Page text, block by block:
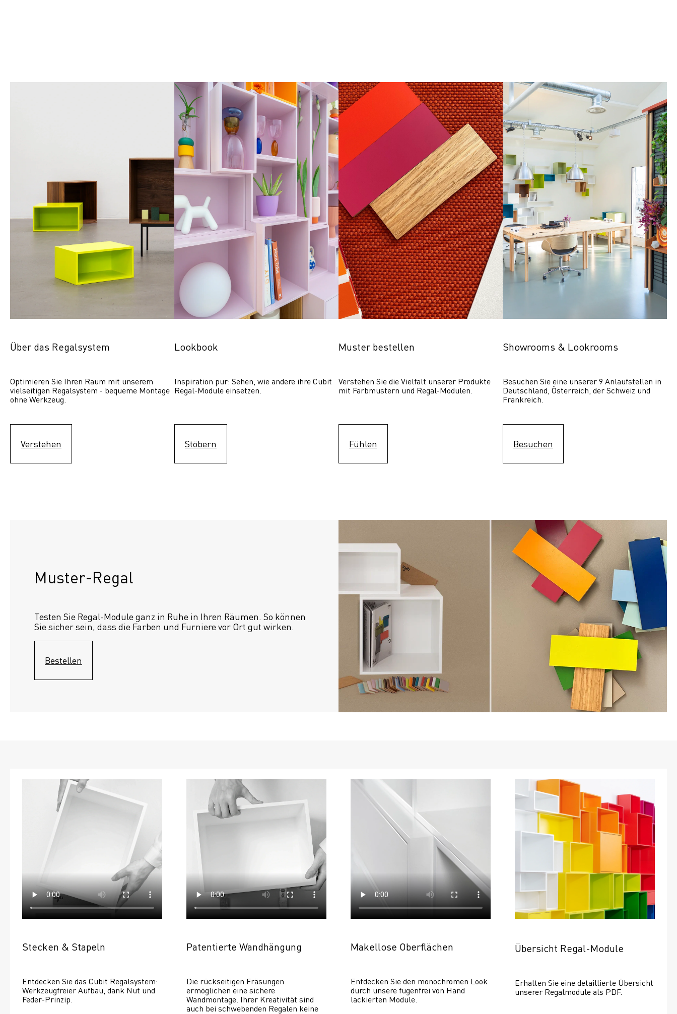
Über das Regalsystem
Optimieren Sie Ihren Raum mit unserem
vielseitigen Regalsystem - bequeme Montage
ohne Werkzeug.
Verstehen
Lookbook
Inspiration pur: Sehen, wie andere ihre Cubit
Regal-Module einsetzen.
Stöbern
Muster bestellen
Verstehen Sie die Vielfalt unserer Produkte
mit Farbmustern und Regal-Modulen.
Fühlen
Showrooms & Lookrooms
Besuchen Sie eine unserer 9 Anlaufstellen in
Deutschland, Österreich, der Schweiz und
Frankreich.
Besuchen
Muster-Regal
Testen Sie Regal-Module ganz in Ruhe in Ihren Räumen. So können
Sie sicher sein, dass die Farben und Furniere vor Ort gut wirken.
Bestellen
Stecken & Stapeln
Entdecken Sie das Cubit Regalsystem:
Werkzeugfreier Aufbau, dank Nut und
Feder-Prinzip.
Patentierte Wandhängung
Die rückseitigen Fräsungen
ermöglichen eine sichere
Wandmontage. Ihrer Kreativität sind
auch bei schwebenden Regalen keine
Makellose Oberflächen
Entdecken Sie den monochromen Look
durch unsere fugenfrei von Hand
lackierten Module.
Übersicht Regal-Module
Erhalten Sie eine detaillierte Übersicht
unserer Regalmodule als PDF.